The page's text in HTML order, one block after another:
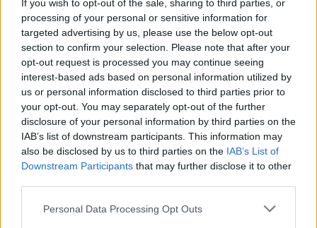
If you wish to opt-out of the sale, sharing to third parties, or
processing of your personal or sensitive information for
targeted advertising by us, please use the below opt-out
section to confirm your selection. Please note that after your
opt-out request is processed you may continue seeing
interest-based ads based on personal information utilized by
us or personal information disclosed to third parties prior to
your opt-out. You may separately opt-out of the further
disclosure of your personal information by third parties on the
IAB’s list of downstream participants. This information may
also be disclosed by us to third parties on the IAB’s List of
Downstream Participants that may further disclose it to other
Personal Data Processing Opt Outs
23:55
Υπό έλεγχο η φωτιά σε ισόγειο κατάστημα στο Παλαιό
Φάληρο - Εκκενώθηκε προληπτικά πολυκατοικία
Ενές Καντέρ: Ο Τούρκος πρώην σέντερ δηλώνει
υποψήφιος να παίξει στο... WNBA
23:31
Στενά του Ορμούζ: Οι ΗΠΑ «βλέπουν» σύντομα
συμφωνία - «Υπάρχει πρόοδος μεταξύ Ιράν και Ομάν»